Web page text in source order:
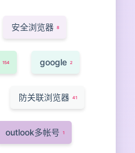
安全浏览器 8
154 google 2
防关联浏览器 41
outlook多帐号 1